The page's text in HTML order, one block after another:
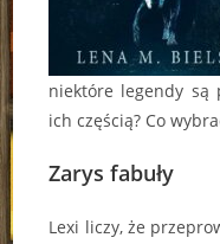
niektóre legendy są
ich częścią? Co
Zarys fabuły
Lexi liczy, że